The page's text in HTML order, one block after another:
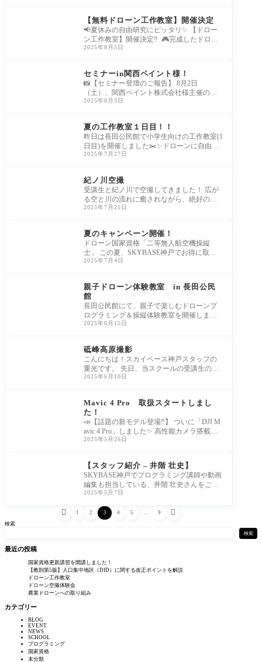
【無料ドローン工作教室】開催決定
📢夏休みの自由研究にピッタリ✨ 【ドロー
ン工作教室】開催決定‼️ ⁡ 🎮完成したドロー
ンはそのままプレゼン
2025年8月5日
セミナーin関西ペイント様！
📸【セミナー登壇のご報告】 8月2日
（土）、関西ペイント株式会社様主催のに
て、 セミナー講師として登壇させていただ
2025年8月3日
夏の工作教室１日目！！
昨日は長田公民館で小学生向けの工作教室(1
日目)を開催しました✂️✨ドローンに自由に
色を塗って、自分だけの機体を作
2025年7月27日
紀ノ川空撮
受講生と紀ノ川で空撮してきました！ 広が
る空と川の流れに癒されながら、絶好のロ
ケーションでドローンを飛ばしました✨ 四
2025年7月21日
夏のキャンペーン開催！
ドローン国家資格「二等無人航空機操縦
士」 この夏、SKYBASE神戸でお得に取得
しませんか？ 📣初心者限定で今だけ！ 📉30,
2025年7月4日
親子ドローン体験教室 in 長田公民
館
長田公民館にて、親子で楽しむドローンプ
ログラミング＆操縦体験教室を開催しまし
た！💻🎮 ドローンのプログラミングに
2025年6月15日
砥峰高原撮影
こんにちは！スカイベース神戸スタッフの
重光です。 先日、当スクールの受講生の皆
さんと一緒に、兵庫県神崎郡にある**砥峰
2025年6月10日
Mavic 4 Pro 取扱スタートしまし
た！
📣【話題の新モデル登場‼️】 ついに「DJI M
avic 4 Pro」しました✨ 高性能カメラ搭載、
進化した障害物センサー、さら
2025年5月26日
【スタッフ紹介 – 井階 壮史】
SKYBASE神戸でプログラミング講師や動画
編集も担当している、井階 壮史さんをご紹
介します🎮🎬 お子様向けのドローンプログ
2025年5月7日
 1 2 3 4 5 9 
検索
検索
最近の投稿
国家資格更新講習を開講しました！
【教則第5版】人口集中地区（DID）に関する改正ポイントを解説
ドローン工作教室
ドローン空撮体験会
農業ドローンへの取り組み
カテゴリー
BLOG
EVENT
NEWS
SCHOOL
プログラミング
国家資格
未分類